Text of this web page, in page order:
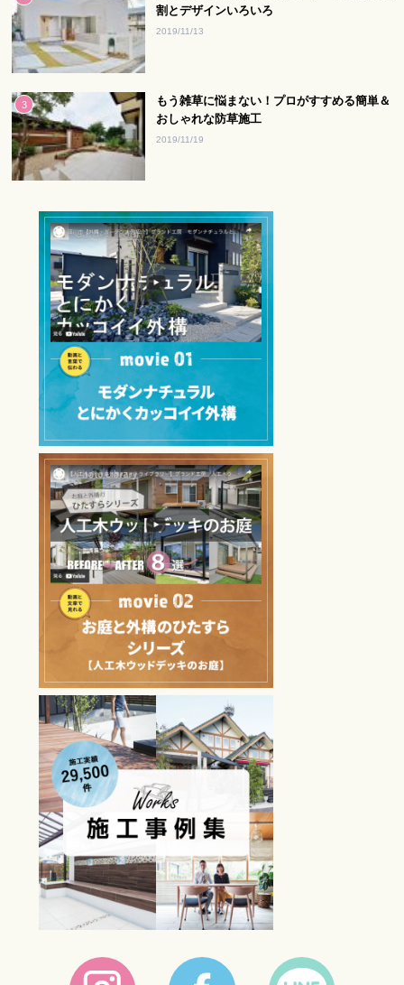
割とデザインいろいろ
2019/11/13
もう雑草に悩まない！プロがすすめる簡単＆
おしゃれな防草施工
2019/11/19